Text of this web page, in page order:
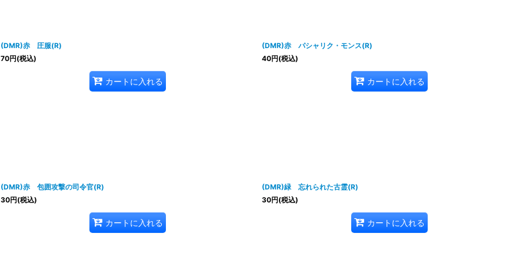
(DMR)赤 圧服(R)
70円(税込)
カートに入れる
(DMR)赤 パシャリク・モンス(R)
40円(税込)
カートに入れる
(DMR)赤 包囲攻撃の司令官(R)
30円(税込)
カートに入れる
(DMR)緑 忘れられた古霊(R)
30円(税込)
カートに入れる